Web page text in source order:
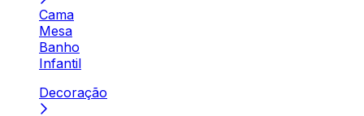
Cama
Mesa
Banho
Infantil
Decoração